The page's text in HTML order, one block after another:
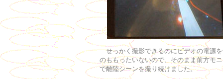
せっかく撮影できるのにビデオの電源
のももったいないので、そのまま前方モ
で離陸シーンを撮り続けました。